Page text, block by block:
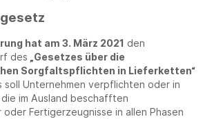
hat am 3. März 2021 den
des „Gesetzes über die
Sorgfaltspflichten in Lieferketten“
soll Unternehmen verpflichten oder in
im Ausland beschafften
Fertigerzeugnisse in allen Phasen